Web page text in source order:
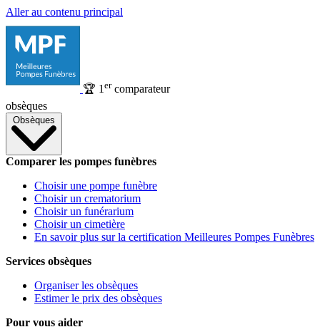
Aller au contenu principal
🏆 1 ercomparateur
obsèques
Obsèques
Comparer les pompes funèbres
Choisir une pompe funèbre
Choisir un crematorium
Choisir un funérarium
Choisir un cimetière
En savoir plus sur la certification Meilleures Pompes Funèbres
Services obsèques
Organiser les obsèques
Estimer le prix des obsèques
Pour vous aider